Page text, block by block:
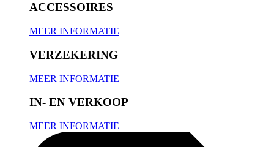
ACCESSOIRES
MEER INFORMATIE
VERZEKERING
MEER INFORMATIE
IN- EN VERKOOP
MEER INFORMATIE